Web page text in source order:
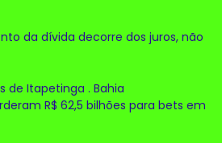
da dívida decorre dos juros, não
de Itapetinga . Bahia
R$ 62,5 bilhões para bets em